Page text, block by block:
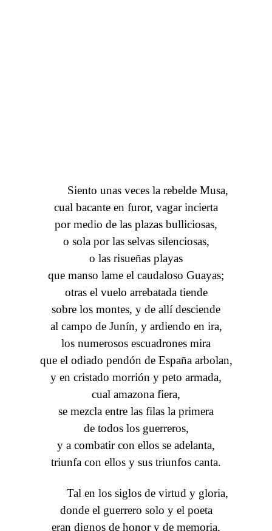
Siento unas veces la rebelde Musa,
cual bacante en furor, vagar incierta
por medio de las plazas bulliciosas,
o sola por las selvas silenciosas,
o las risueñas playas
que manso lame el caudaloso Guayas;
otras el vuelo arrebatada tiende
sobre los montes, y de allí desciende
al campo de Junín, y ardiendo en ira,
los numerosos escuadrones mira
que el odiado pendón de España arbolan,
y en cristado morrión y peto armada,
cual amazona fiera,
se mezcla entre las filas la primera
de todos los guerreros,
y a combatir con ellos se adelanta,
triunfa con ellos y sus triunfos canta.
Tal en los siglos de virtud y gloria,
donde el guerrero solo y el poeta
eran dignos de honor y de memoria,